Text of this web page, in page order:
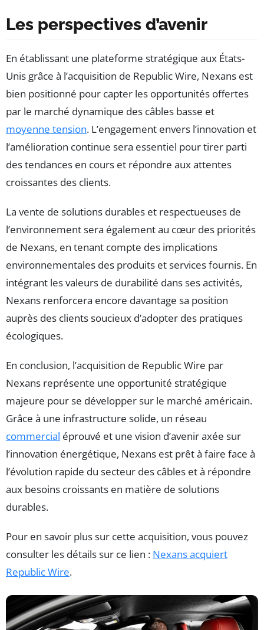
Les perspectives d’avenir
En établissant une plateforme stratégique aux États-
Unis grâce à l’acquisition de Republic Wire, Nexans est
bien positionné pour capter les opportunités offertes
par le marché dynamique des câbles basse et
moyenne tension. L’engagement envers l’innovation et
l’amélioration continue sera essentiel pour tirer parti
des tendances en cours et répondre aux attentes
croissantes des clients.
La vente de solutions durables et respectueuses de
l’environnement sera également au cœur des priorités
de Nexans, en tenant compte des implications
environnementales des produits et services fournis. En
intégrant les valeurs de durabilité dans ses activités,
Nexans renforcera encore davantage sa position
auprès des clients soucieux d’adopter des pratiques
écologiques.
En conclusion, l’acquisition de Republic Wire par
Nexans représente une opportunité stratégique
majeure pour se développer sur le marché américain.
Grâce à une infrastructure solide, un réseau
commercial éprouvé et une vision d’avenir axée sur
l’innovation énergétique, Nexans est prêt à faire face à
l’évolution rapide du secteur des câbles et à répondre
aux besoins croissants en matière de solutions
durables.
Pour en savoir plus sur cette acquisition, vous pouvez
consulter les détails sur ce lien : Nexans acquiert
Republic Wire.